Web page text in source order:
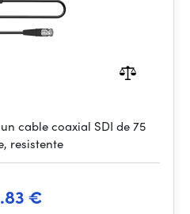
cable coaxial SDI de 75
resistente
€